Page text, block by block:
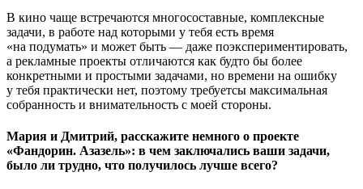
​​​​​​​В кино чаще встречаются многосоставные, комплексные
задачи, в работе над которыми у тебя есть время
«на подумать» и может быть — даже поэкспериментировать,
а рекламные проекты отличаются как будто бы более
конкретными и простыми задачами, но времени на ошибку
у тебя практически нет, поэтому требуетсы максимальная
собранность и внимательность с моей стороны.
Мария и Дмитрий, расскажите немного о проекте
«Фандорин. Азазель»: в чем заключались ваши задачи,
было ли трудно, что получилось лучше всего?